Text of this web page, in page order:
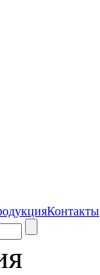
Контакты